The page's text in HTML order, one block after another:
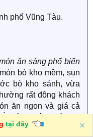
phố Vũng Tàu.
ăn sáng phổ biến
bò kho mềm, sụn
bò kho sánh, vừa
rất đông khách
ăn ngon và giá cả
còn nhiều món ăn
bò kho, bánh canh
tại đây